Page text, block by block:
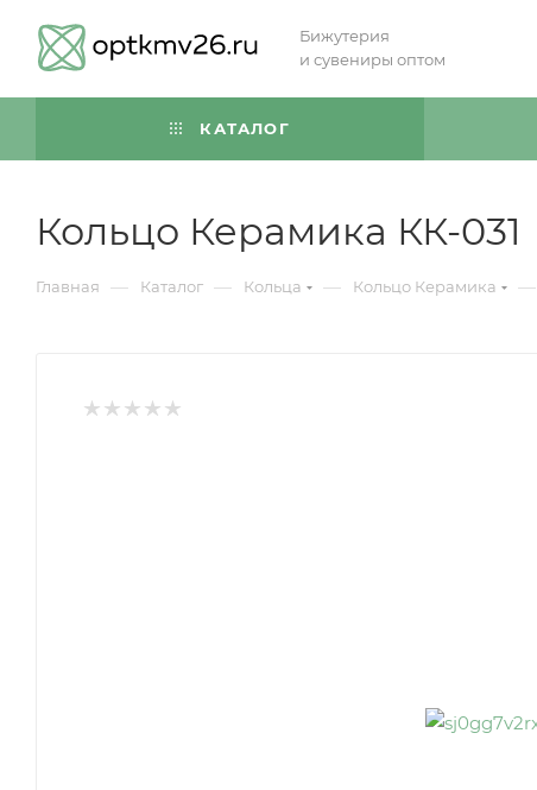
Бижутерия
и сувениры оптом
КАТАЛОГ
Кольцо Керамика КК-031
Главная — Каталог — Кольца — Кольцо Керамика —